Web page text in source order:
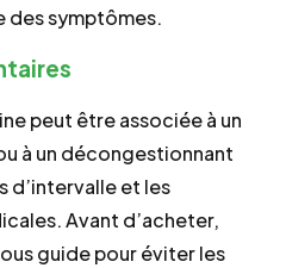
des symptômes.
peut être associée à un
à un décongestionnant
d’intervalle et les
Avant d’acheter,
guide pour éviter les